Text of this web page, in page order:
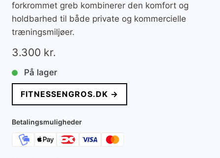
forkrommet greb kombinerer den komfort og
holdbarhed til både private og kommercielle
træningsmiljøer.
3.300 kr.
På lager
FITNESSENGROS.DK →
Betalingsmuligheder